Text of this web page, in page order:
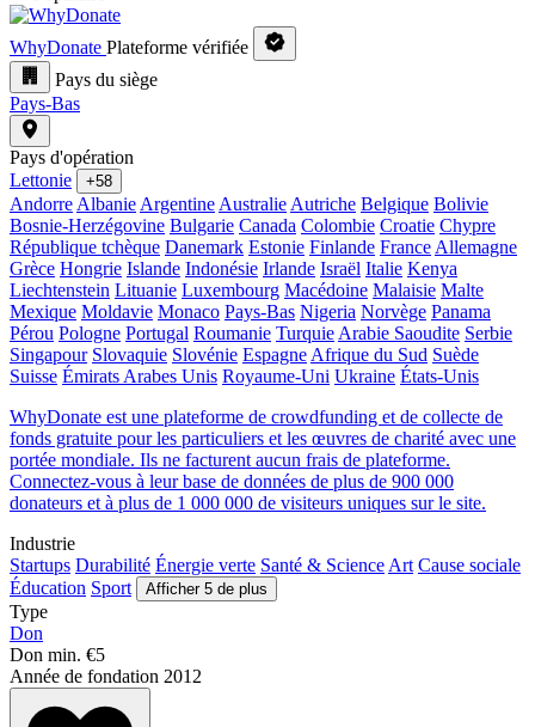
WhyDonate Plateforme vérifiée
Pays du siège
Pays-Bas
Pays d'opération
Lettonie
+58
Andorre Albanie Argentine Australie Autriche Belgique Bolivie
Bosnie-Herzégovine Bulgarie Canada Colombie Croatie Chypre
République tchèque Danemark Estonie Finlande France Allemagne
Grèce Hongrie Islande Indonésie Irlande Israël Italie Kenya
Liechtenstein Lituanie Luxembourg Macédoine Malaisie Malte
Mexique Moldavie Monaco Pays-Bas Nigeria Norvège Panama
Pérou Pologne Portugal Roumanie Turquie Arabie Saoudite Serbie
Singapour Slovaquie Slovénie Espagne Afrique du Sud Suède
Suisse Émirats Arabes Unis Royaume-Uni Ukraine États-Unis
WhyDonate est une plateforme de crowdfunding et de collecte de
fonds gratuite pour les particuliers et les œuvres de charité avec une
portée mondiale. Ils ne facturent aucun frais de plateforme.
Connectez-vous à leur base de données de plus de 900 000
donateurs et à plus de 1 000 000 de visiteurs uniques sur le site.
Industrie
Startups Durabilité Énergie verte Santé & Science Art Cause sociale
Éducation Sport Afficher 5 de plus
Type
Don
Don min. €5
Année de fondation 2012